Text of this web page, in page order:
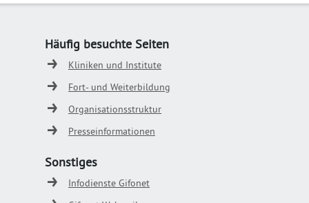
Häufig besuchte Seiten
Kliniken und Institute
Fort- und Weiterbildung
Organisationsstruktur
Presseinformationen
Sonstiges
Infodienste Gifonet